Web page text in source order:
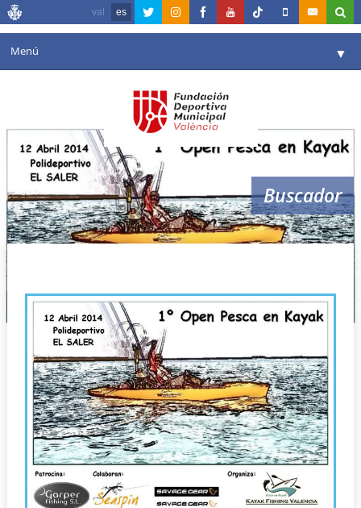
val es
Menú ▼
Instalaciones
Comunicación ▼
Valencia en deporte ▼
Reservas
Buscador
open pesca kayak